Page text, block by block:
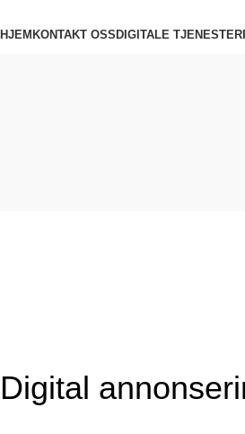
HJEM KONTAKT OSS DIGITALE TJENESTER
Digital